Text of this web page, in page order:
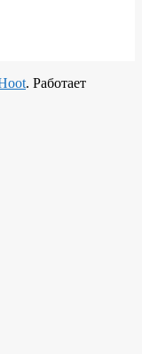
. Работает